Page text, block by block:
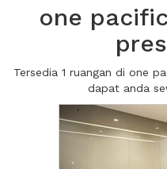
one
Tersedia 1 ruangan di one
dapat anda
Previous